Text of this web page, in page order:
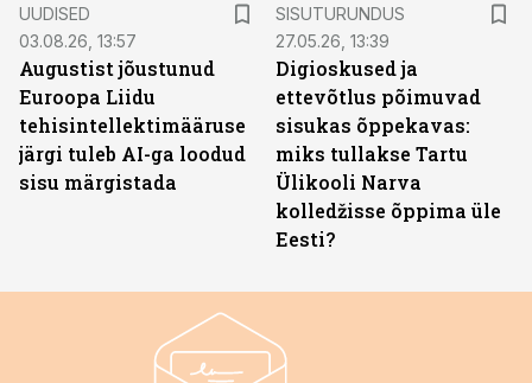
UUDISED
03.08.26, 13:57
Augustist jõustunud
Euroopa Liidu
tehisintellektimääruse
järgi tuleb AI-ga loodud
sisu märgistada
SISUTURUNDUS
27.05.26, 13:39
Digioskused ja
ettevõtlus põimuvad
sisukas õppekavas:
miks tullakse Tartu
Ülikooli Narva
kolledžisse õppima üle
Eesti?